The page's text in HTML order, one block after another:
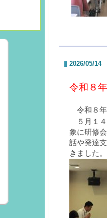
2026/05/14
令和８
令和８
５月１
象に研修
話や発達
きました。